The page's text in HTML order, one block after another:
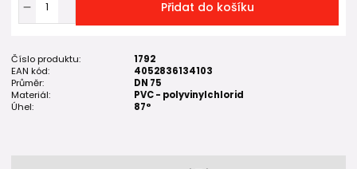
Přidat do košíku
Číslo produktu:
1792
EAN kód:
4052836134103
Průměr:
DN 75
Materiál:
PVC - polyvinylchlorid
Úhel:
87°